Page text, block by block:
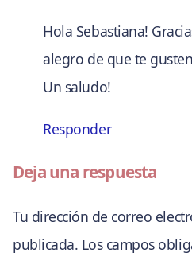
Hola Sebastiana!
alegro de que te
Un saludo!
Responder
Deja una respuesta
Tu dirección de correo
publicada. Los campos